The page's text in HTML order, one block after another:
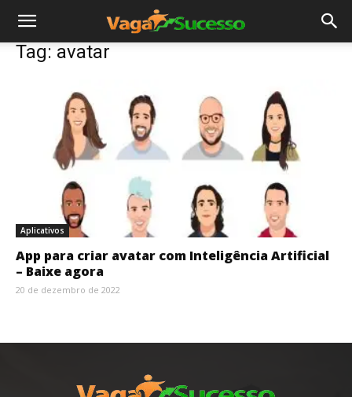
Tag: avatar
Aplicativos
App para criar avatar com Inteligência Artificial
– Baixe agora
20 de dezembro de 2022